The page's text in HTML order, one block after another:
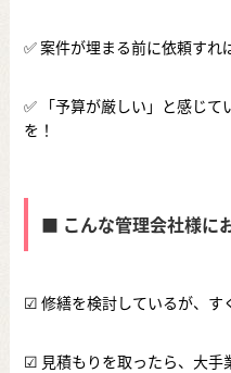
✅ 案件が埋まる前に依頼すれ
✅ 「予算が厳しい」と感じ
を！
■ こんな管理会社様に
☑ 修繕を検討しているが、す
☑ 見積もりを取ったら、大手